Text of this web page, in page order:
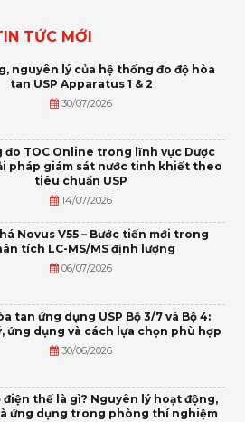
TỨC MỚI
nguyên lý của hệ thống đo độ hòa
tan USP Apparatus 1 & 2
30/07/2026
đo TOC Online trong lĩnh vực Dược
pháp giám sát nước tinh khiết theo
tiêu chuẩn USP
14/07/2026
Novus V55 – Bước tiến mới trong
tích LC-MS/MS định lượng
06/07/2026
tan ứng dụng USP Bộ 3/7 và Bộ 4:
ứng dụng và cách lựa chọn phù hợp
30/06/2026
điện thế là gì? Nguyên lý hoạt động,
ứng dụng trong phòng thí nghiệm